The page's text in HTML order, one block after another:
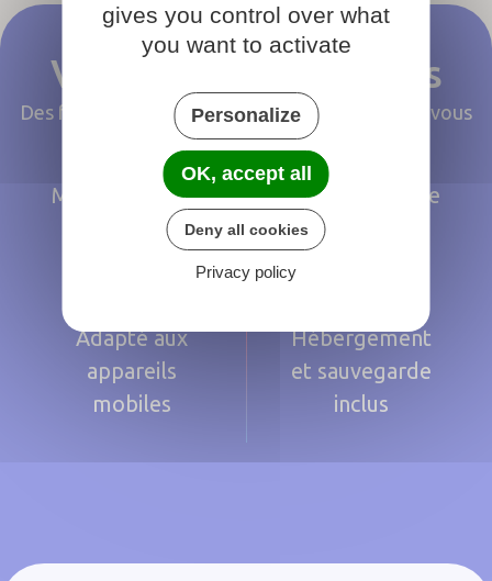
Votre site sans stress
Des fonctionnalités essentielles, conçues pour vous
faire gagner du temps
Modèles prêts à
l'emploi
Utilisation facile
et conviviale
Adapté aux
appareils
mobiles
Hébergement
et sauvegarde
inclus
gives you control over what
you want to activate
Personalize
OK, accept all
Deny all cookies
Privacy policy